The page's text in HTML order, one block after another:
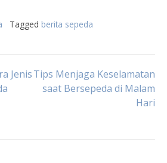
Tagged berita sepeda
JenisTips Menjaga Keselamatan
saat Bersepeda di Malam
Hari